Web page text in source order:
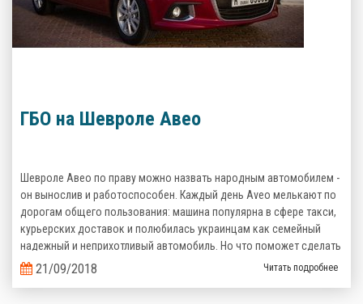
ГБО на Шевроле Авео
Шевроле Авео по праву можно назвать народным автомобилем -
он вынослив и работоспособен. Каждый день Aveo мелькают по
дорогам общего пользования: машина популярна в сфере такси,
курьерских доставок и полюбилась украинцам как семейный
надежный и неприхотливый автомобиль. Но что поможет сделать
его эксплуатацию еще более выгодной? Верно, комплект
газобаллонного оборудования, которое сэкономит кучу денег на
21/09/2018 Читать подробнее